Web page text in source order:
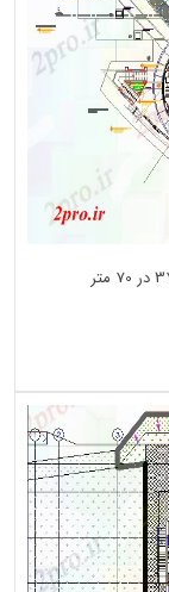
دانلود نقشه باشگاه معماری طرحی از تالار شهر نمای 37 در 70 متر